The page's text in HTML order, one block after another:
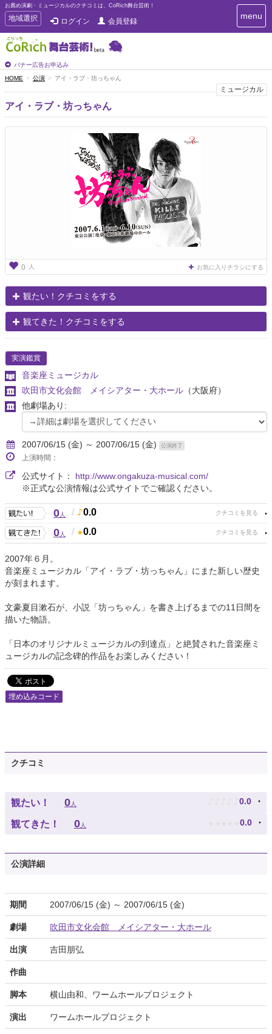
お薦め演劇・ミュージカルのクチコミは、CoRich舞台芸術！
T
o
g
g
e
n
a
v
i
地域選択 ログイン 会員登録
バナー広告お申込み
T
o
n
i
menu
HOME 公演 アイ・ラブ・坊っちゃん
ミュージカル
アイ・ラブ・坊っちゃん
0 人 お気に入りチラシにする
観たい！クチコミをする
観てきた！クチコミをする
実演鑑賞
音楽座ミュージカル
吹田市文化会館 メイシアター・大ホール （大阪府）
他劇場あり:
2007/06/15 (金) ～ 2007/06/15 (金) 公演終了
上演時間：
公式サイト： http://www.ongakuza-musical.com/
※正式な公演情報は公式サイトでご確認ください。
0人 / 0.0
0人 / 0.0
2007年６月。
音楽座ミュージカル「アイ・ラブ・坊っちゃん」にまた新しい歴史
が刻まれます。
文豪夏目漱石が、小説「坊っちゃん」を書き上げるまでの11日間を
描いた物語。
「日本のオリジナルミュージカルの到達点」と絶賛された音楽座ミ
ュージカルの記念碑的作品をお楽しみください！
埋め込みコード
クチコミ
観たい！ 0人 ♪ ♪ ♪ ♪ ♪ 0.0
観てきた！ 0人 ★ ★ ★ ★ ★ 0.0
公演詳細
期間 2007/06/15 (金) ～ 2007/06/15 (金)
劇場 吹田市文化会館 メイシアター・大ホール
出演 吉田朋弘
作曲
脚本 横山由和、ワームホールプロジェクト
演出 ワームホールプロジェクト